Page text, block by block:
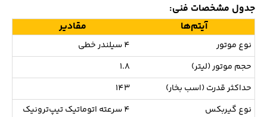
جدول مشخصات فنی:
آیتم‌ها
مقادیر
نوع موتور
4 سیلندر خطی
حجم موتور (لیتر)
1.8
حداکثر قدرت (اسب‌‌ بخار)
143
نوع گیربکس
4 سرعته اتوماتیک تیپ‌ترونیک